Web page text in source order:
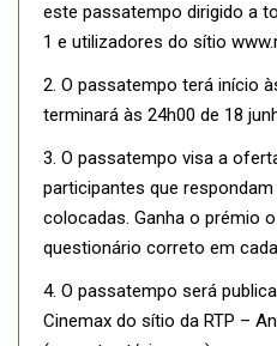
este passatempo dirigido a
1 e utilizadores do sítio
2. O passatempo terá início
terminará às 24h00 de 18
3. O passatempo visa a
participantes que
colocadas. Ganha o prémio
questionário correto em
4. O passatempo será
Cinemax do sítio da RTP –